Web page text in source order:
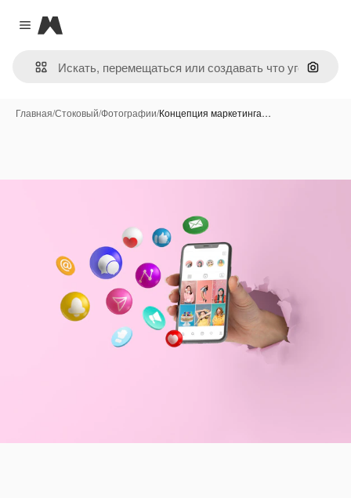
Close menu
Magnific
Поиск
Главная/Стоковый/Фотографии/Концепция маркетинга…